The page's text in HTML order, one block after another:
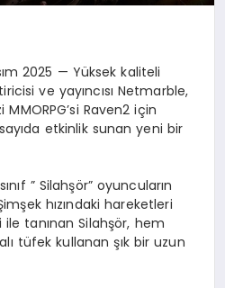
2025 — Yüksek kaliteli
ve yayıncısı Netmarble,
Raven2 için
etkinlik sunan yeni bir
” Silahşör” oyuncuların
hızındaki hareketleri
tanınan Silahşör, hem
tüfek kullanan şık bir uzun